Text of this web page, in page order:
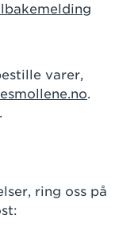
varer,
.
ring oss på